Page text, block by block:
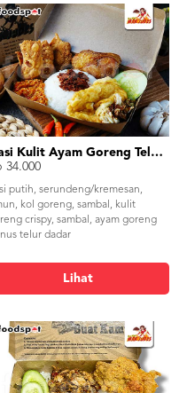
Nasi Kulit Ayam Goreng Telur Dadar
34.000
putih, serundeng/kremesan,
kol goreng, sambal, kulit
crispy, sambal, ayam goreng
telur dadar
Lihat